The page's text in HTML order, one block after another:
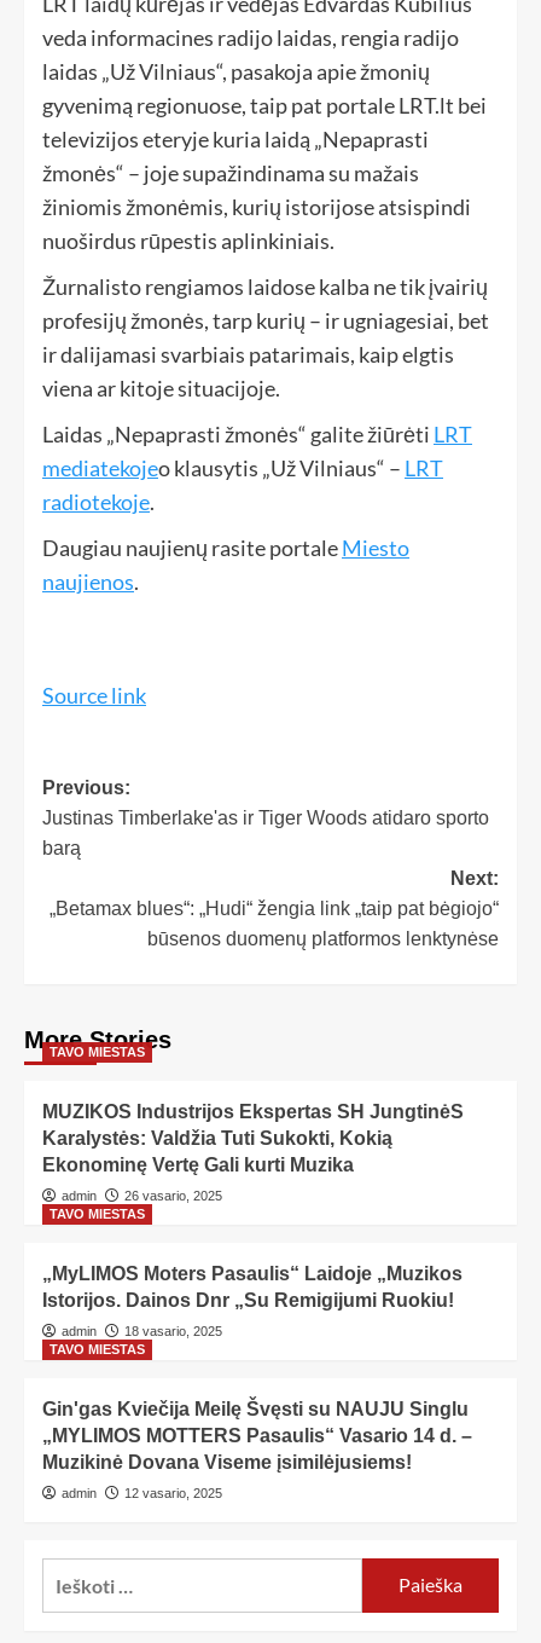
veda informacines radijo laidas, rengia radijo
laidas „Už Vilniaus“, pasakoja apie žmonių
gyvenimą regionuose, taip pat portale LRT.lt bei
televizijos eteryje kuria laidą „Nepaprasti
žmonės“ – joje supažindinama su mažais
žiniomis žmonėmis, kurių istorijose atsispindi
nuoširdus rūpestis aplinkiniais.
Žurnalisto rengiamos laidose kalba ne tik įvairių
profesijų žmonės, tarp kurių – ir ugniagesiai, bet
ir dalijamasi svarbiais patarimais, kaip elgtis
viena ar kitoje situacijoje.
Laidas „Nepaprasti žmonės“ galite žiūrėti LRT
mediatekojeo klausytis „Už Vilniaus“ – LRT
radiotekoje.
Daugiau naujienų rasite portaleMiesto
naujienos.
Source link
Previous:
Justinas Timberlake'as ir Tiger Woods atidaro sporto
barą
Next:
„Betamax blues“: „Hudi“ žengia link „taip pat bėgiojo“
būsenos duomenų platformos lenktynėse
More Stories
TAVO MIESTAS
MUZIKOS Industrijos Ekspertas SH JungtinėS
Karalystės: Valdžia Tuti Sukokti, Kokią
Ekonominę Vertę Gali kurti Muzika
admin
26 vasario, 2025
TAVO MIESTAS
„MyLIMOS Moters Pasaulis“ Laidoje „Muzikos
Istorijos. Dainos Dnr „Su Remigijumi Ruokiu!
admin
18 vasario, 2025
TAVO MIESTAS
Gin'gas Kviečija Meilę Švęsti su NAUJU Singlu
„MYLIMOS MOTTERS Pasaulis“ Vasario 14 d. –
Muzikinė Dovana Viseme įsimilėjusiems!
admin 12 vasario, 2025